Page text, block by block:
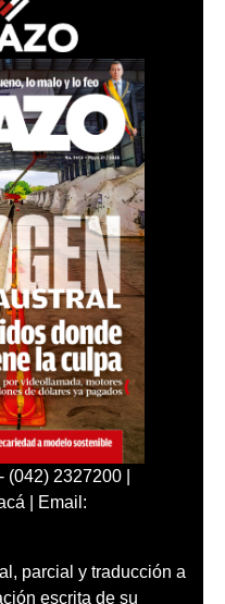
2327200 |
| Email:
parcial y traducción a
escrita de su